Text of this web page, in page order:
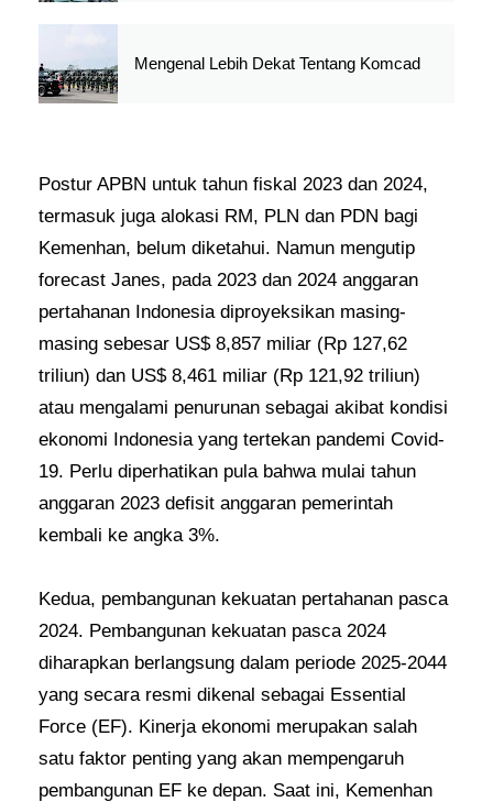
Mengenal Lebih Dekat Tentang Komcad
Postur APBN untuk tahun fiskal 2023 dan 2024,
termasuk juga alokasi RM, PLN dan PDN bagi
Kemenhan, belum diketahui. Namun mengutip
forecast Janes, pada 2023 dan 2024 anggaran
pertahanan Indonesia diproyeksikan masing-
masing sebesar US$ 8,857 miliar (Rp 127,62
triliun) dan US$ 8,461 miliar (Rp 121,92 triliun)
atau mengalami penurunan sebagai akibat kondisi
ekonomi Indonesia yang tertekan pandemi Covid-
19. Perlu diperhatikan pula bahwa mulai tahun
anggaran 2023 defisit anggaran pemerintah
kembali ke angka 3%.
Kedua, pembangunan kekuatan pertahanan pasca
2024. Pembangunan kekuatan pasca 2024
diharapkan berlangsung dalam periode 2025-2044
yang secara resmi dikenal sebagai Essential
Force (EF). Kinerja ekonomi merupakan salah
satu faktor penting yang akan mempengaruh
pembangunan EF ke depan. Saat ini, Kemenhan